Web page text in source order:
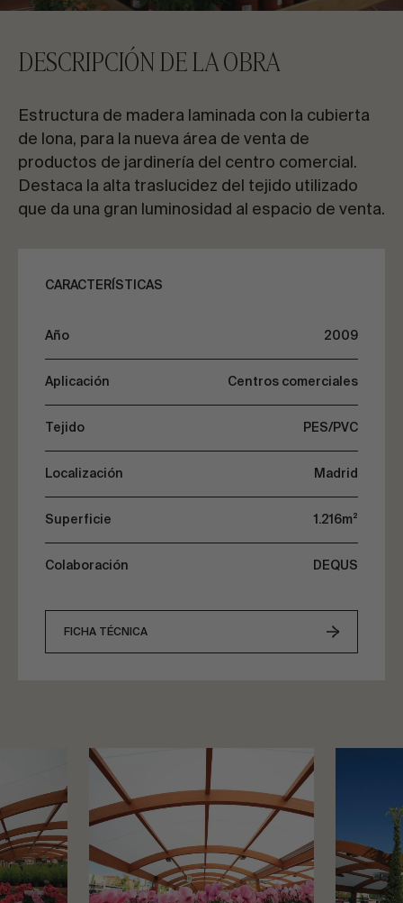
CONTACTA CON NOSOTROS
HABLEMOS DE TU PROYECTO
Asesoría y consultoría
DESCRIPCIÓN DE LA OBRA
Estructura de madera laminada con la cubierta
de lona, para la nueva área de venta de
productos de jardinería del centro comercial.
Destaca la alta traslucidez del tejido utilizado
que da una gran luminosidad al espacio de venta.
CARACTERÍSTICAS
Año 2009
Aplicación Centros comerciales
Tejido PES/PVC
Localización Madrid
Superficie 1.216m²
Colaboración DEQUS
FICHA TÉCNICA